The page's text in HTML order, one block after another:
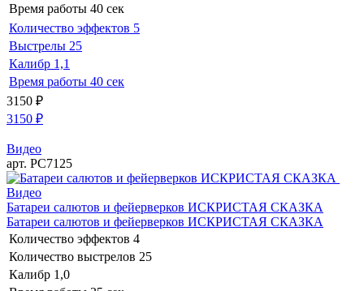
Время работы 40 сек
Количество эффектов 5
Выстрелы 25
Калибр 1,1
Время работы 40 сек
3150 ₽
3150 ₽
Видео
арт. РС7125
Видео
Батареи салютов и фейерверков ИСКРИСТАЯ СКАЗКА
Батареи салютов и фейерверков ИСКРИСТАЯ СКАЗКА
Количество эффектов 4
Количество выстрелов 25
Калибр 1,0